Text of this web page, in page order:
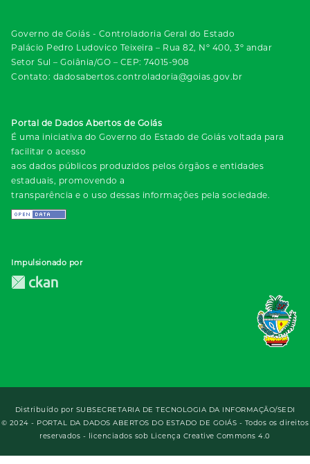
Governo de Goiás - Controladoria Geral do Estado
Palácio Pedro Ludovico Teixeira – Rua 82, Nº 400, 3º andar
Setor Sul – Goiânia/GO – CEP: 74015-908
Contato: dadosabertos.controladoria@goias.gov.br
Portal de Dados Abertos de Goiás
É uma iniciativa do Governo do Estado de Goiás voltada para
facilitar o acesso
aos dados públicos produzidos pelos órgãos e entidades
estaduais, promovendo a
transparência e o uso dessas informações pela sociedade.
Impulsionado por
Distribuído por SUBSECRETARIA DE TECNOLOGIA DA INFORMAÇÃO/SEDI
© 2024 - PORTAL DA DADOS ABERTOS DO ESTADO DE GOIÁS - Todos os direitos
reservados - licenciados sob Licença Creative Commons 4.0